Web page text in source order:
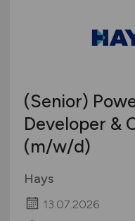
(Senior)
Developer &
(m/w/d)
Hays
13.07.2026